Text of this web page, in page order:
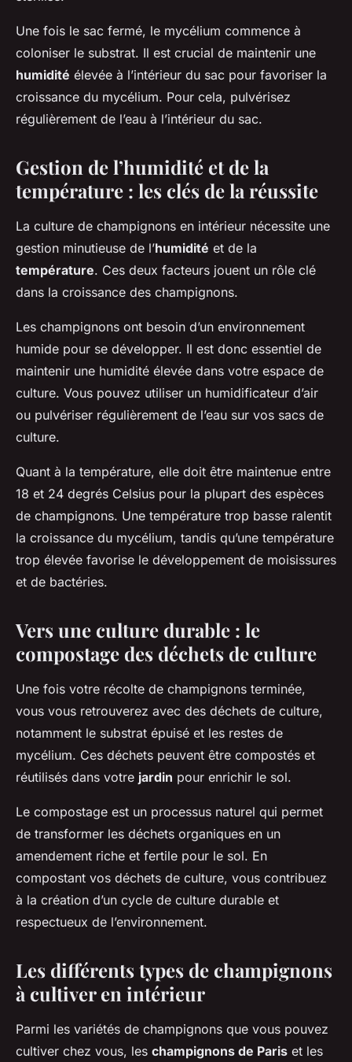
Une fois le sac fermé, le mycélium commence à
coloniser le substrat. Il est crucial de maintenir une
humidité élevée à l’intérieur du sac pour favoriser la
croissance du mycélium. Pour cela, pulvérisez
régulièrement de l’eau à l’intérieur du sac.
Gestion de l’humidité et de la
température : les clés de la réussite
La culture de champignons en intérieur nécessite une
gestion minutieuse de l’humidité et de la
température. Ces deux facteurs jouent un rôle clé
dans la croissance des champignons.
Les champignons ont besoin d’un environnement
humide pour se développer. Il est donc essentiel de
maintenir une humidité élevée dans votre espace de
culture. Vous pouvez utiliser un humidificateur d’air
ou pulvériser régulièrement de l’eau sur vos sacs de
culture.
Quant à la température, elle doit être maintenue entre
18 et 24 degrés Celsius pour la plupart des espèces
de champignons. Une température trop basse ralentit
la croissance du mycélium, tandis qu’une température
trop élevée favorise le développement de moisissures
et de bactéries.
Vers une culture durable : le
compostage des déchets de culture
Une fois votre récolte de champignons terminée,
vous vous retrouverez avec des déchets de culture,
notamment le substrat épuisé et les restes de
mycélium. Ces déchets peuvent être compostés et
réutilisés dans votre jardin pour enrichir le sol.
Le compostage est un processus naturel qui permet
de transformer les déchets organiques en un
amendement riche et fertile pour le sol. En
compostant vos déchets de culture, vous contribuez
à la création d’un cycle de culture durable et
respectueux de l’environnement.
Les différents types de champignons
à cultiver en intérieur
Parmi les variétés de champignons que vous pouvez
cultiver chez vous, les champignons de Paris et les